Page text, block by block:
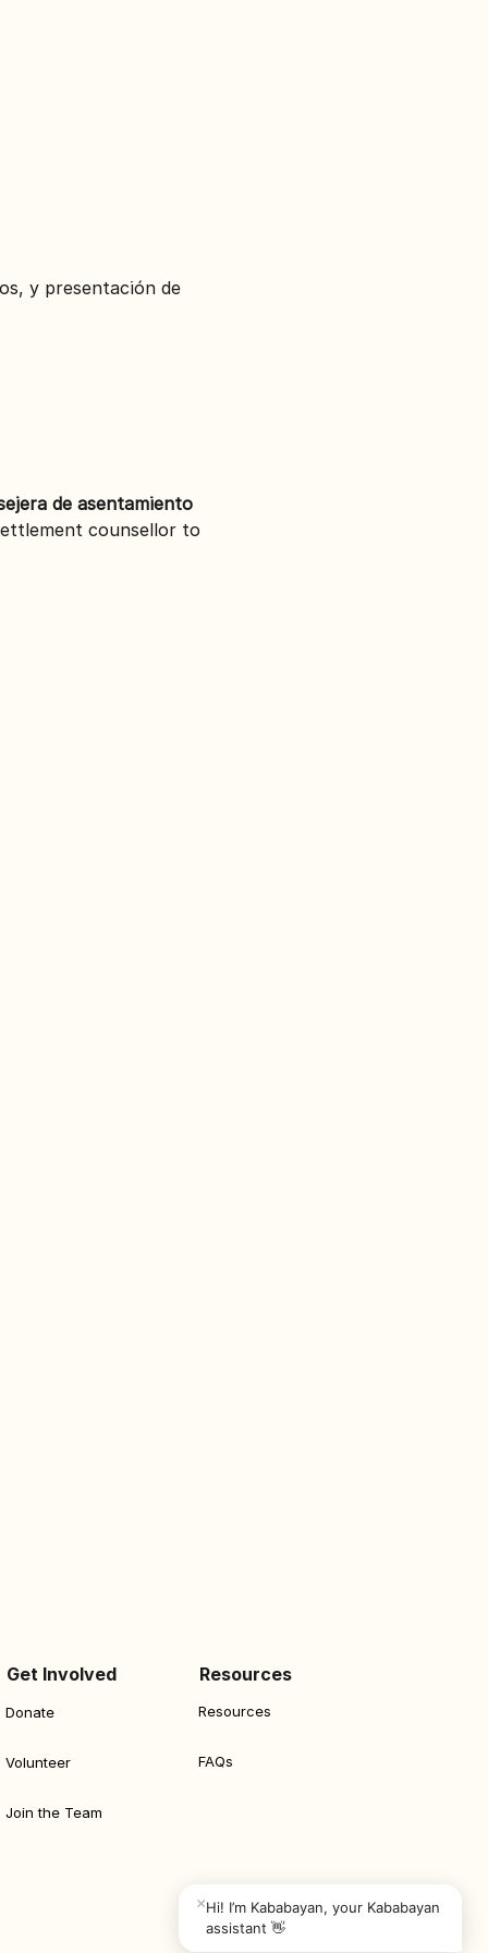
y presentación de
de asentamiento
counsellor to
Get Involved
Donate
Volunteer
Join the Team
Resources
Resources
FAQs
×Hi! I’m Kababayan, your Kababayan
assistant 👋